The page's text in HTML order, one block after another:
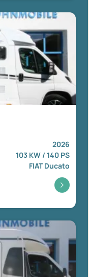
2026
103 KW / 140 PS
FIAT Ducato